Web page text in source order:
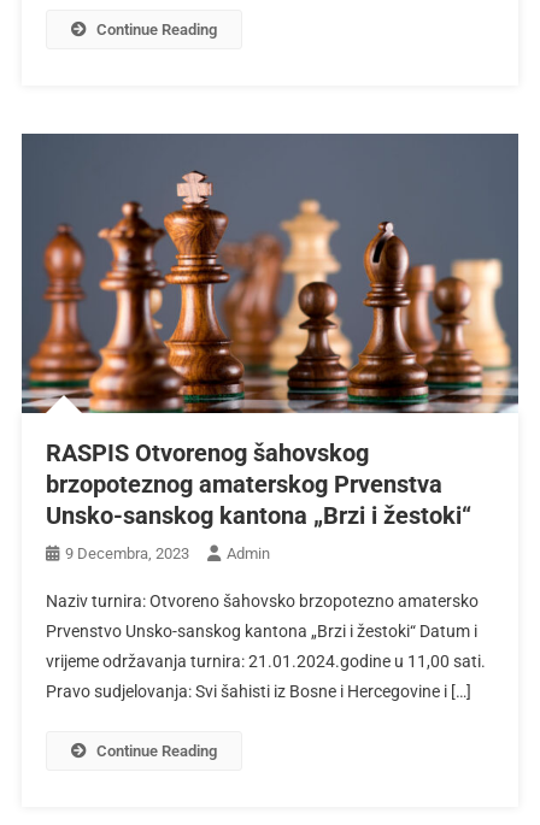
Continue Reading
RASPIS Otvorenog šahovskog
brzopoteznog amaterskog Prvenstva
Unsko-sanskog kantona „Brzi i žestoki“
9 Decembra, 2023 Admin
Naziv turnira: Otvoreno šahovsko brzopotezno amatersko
Prvenstvo Unsko-sanskog kantona „Brzi i žestoki“ Datum i
vrijeme održavanja turnira: 21.01.2024.godine u 11,00 sati.
Pravo sudjelovanja: Svi šahisti iz Bosne i Hercegovine i […]
Continue Reading